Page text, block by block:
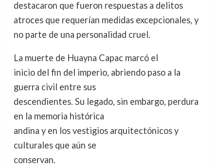
destacaron que fueron respuestas a delitos
atroces que requerían medidas excepcionales, y
no parte de una personalidad cruel.
La muerte de Huayna Capac marcó el
inicio del fin del imperio, abriendo paso a la
guerra civil entre sus
descendientes. Su legado, sin embargo, perdura
en la memoria histórica
andina y en los vestigios arquitectónicos y
culturales que aún se
conservan.